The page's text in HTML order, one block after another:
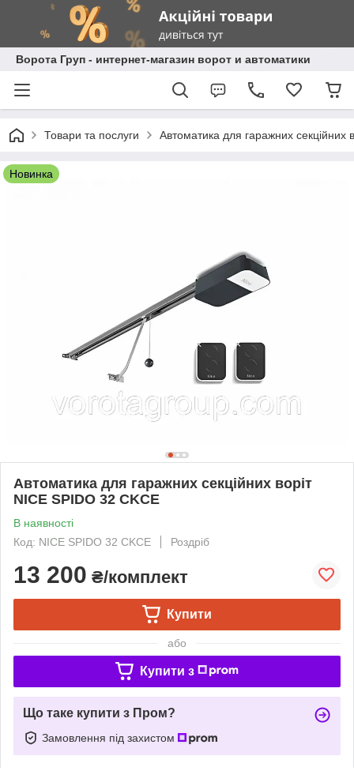
Ворота Груп - интернет-магазин ворот и автоматики
Товари та послуги Автоматика для гаражних секційних
Новинка
Автоматика для гаражних секційних воріт
NICE SPIDO 32 CKCE
В наявності
Код: NICE SPIDO 32 CKCE
Роздріб
13 200 ₴/комплект
Купити
або
Купити з
Що таке купити з Пром?
Замовлення під захистом